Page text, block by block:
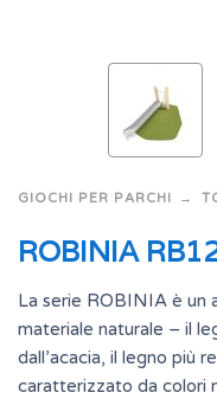
GIOCHI PER PARCHI
ROBINIA
La serie ROBINIA è un
materiale naturale – il
dall’acacia, il legno più
caratterizzato da colori